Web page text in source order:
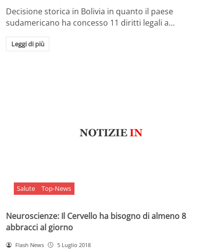
Decisione storica in Bolivia in quanto il paese
sudamericano ha concesso 11 diritti legali a…
Leggi di più
Salute Top-News
Neuroscienze: Il Cervello ha bisogno di almeno 8
abbracci al giorno
Flash News 5 Luglio 2018